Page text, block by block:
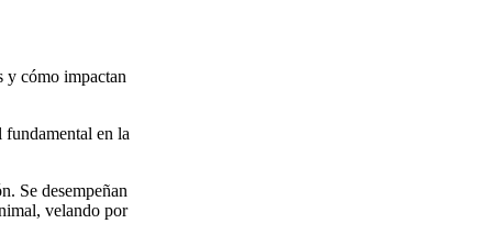
y cómo impactan
en la
Se desempeñan
velando por